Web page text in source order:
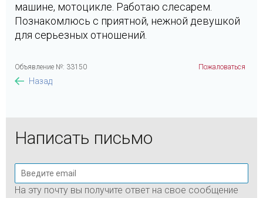
машине, мотоцикле. Работаю слесарем.
Познакомлюсь с приятной, нежной девушкой
для серьезных отношений.
Объявление №: 33150 Пожаловаться
Назад
Написать письмо
На эту почту вы получите ответ на свое сообщение